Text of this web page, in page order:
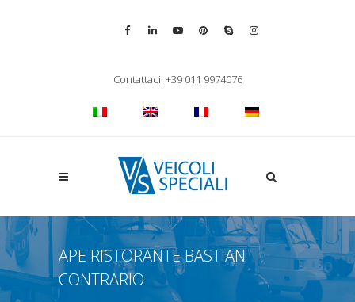
Contattaci: +39 011 9974076
Apri la ricerca
APE RISTORANTE BASTIAN
CONTRARIO